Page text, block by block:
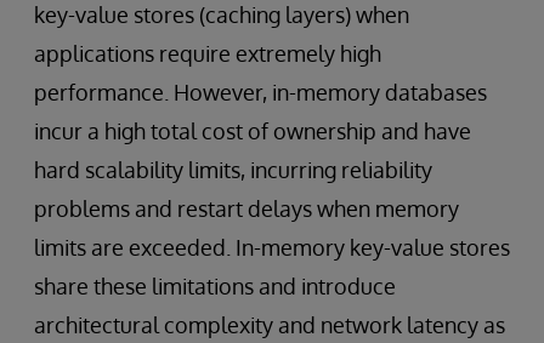
key-value stores (caching layers) when
applications require extremely high
performance. However, in-memory databases
incur a high total cost of ownership and have
hard scalability limits, incurring reliability
problems and restart delays when memory
limits are exceeded. In-memory key-value stores
share these limitations and introduce
architectural complexity and network latency as